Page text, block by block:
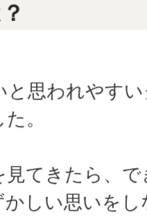
と思われやす
。
見てきたら、
かしい思いを